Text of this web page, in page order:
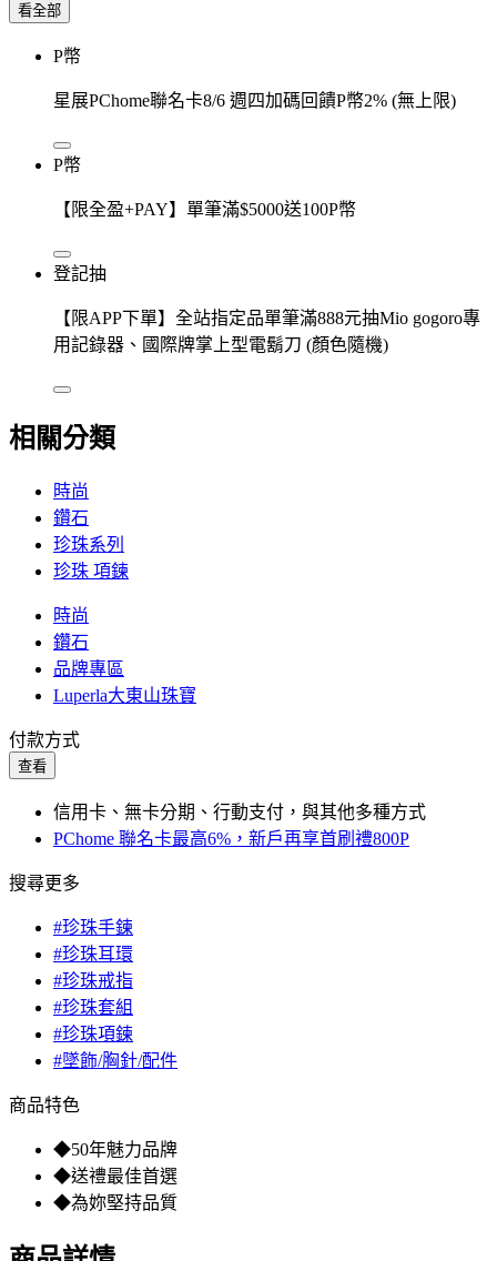
看全部
P幣
星展PChome聯名卡8/6 週四加碼回饋P幣2% (無上限)
P幣
【限全盈+PAY】單筆滿$5000送100P幣
登記抽
【限APP下單】全站指定品單筆滿888元抽Mio gogoro專
用記錄器、國際牌掌上型電鬍刀 (顏色隨機)
相關分類
時尚
鑽石
珍珠系列
珍珠 項鍊
時尚
鑽石
品牌專區
Luperla大東山珠寶
付款方式
查看
信用卡、無卡分期、行動支付，與其他多種方式
PChome 聯名卡最高6%，新戶再享首刷禮800P
搜尋更多
#珍珠手鍊
#珍珠耳環
#珍珠戒指
#珍珠套組
#珍珠項鍊
#墜飾/胸針/配件
商品特色
◆50年魅力品牌
◆送禮最佳首選
◆為妳堅持品質